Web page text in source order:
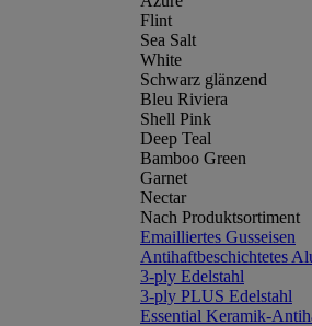
Flint
Sea Salt
White
Schwarz glänzend
Bleu Riviera
Shell Pink
Deep Teal
Bamboo Green
Garnet
Nectar
Nach Produktsortiment
Emailliertes Gusseisen
Antihaftbeschichtetes
3-ply Edelstahl
3-ply PLUS Edelstahl
Essential Keramik-